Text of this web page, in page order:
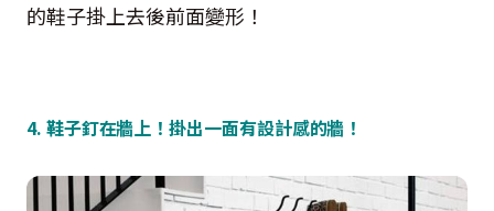
的鞋子掛上去後前面變形！
4. 鞋子釘在牆上！掛出一面有設計感的牆！